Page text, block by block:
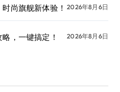
尚旗舰新体验！ 2026年8月6日
，一键搞定！ 2026年8月6日